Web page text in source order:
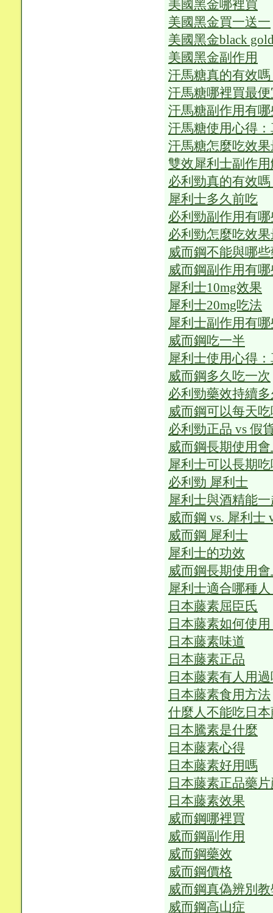
美國黑金哪裡買
美國黑金買一送一
美國黑金black
美國黑金副作用
汗馬糖真的有效
汗馬糖哪裡買最
汗馬糖副作用有
汗馬糖使用心得
汗馬糖怎麼吃效
雙效犀利士副作
必利勁真的有效
犀利士多久前吃
必利勁副作用有
必利勁怎麼吃效
威而鋼不能與哪
威而鋼副作用有
犀利士10mg效果
犀利士20mg吃法
犀利士副作用有
威而鋼吃一半
犀利士使用心得
威而鋼多久吃一次
必利勁藥效持續
威而鋼可以每天
必利勁正品 vs 假
威而鋼長期使用
犀利士可以長期
必利勁 犀利士
犀利士與酒精能
威而鋼 vs. 犀利士
威而鋼 犀利士
犀利士的功效
威而鋼長期使用
犀利士適合哪種
日本藤素屈臣氏
日本藤素如何使
日本藤素味道
日本藤素正品
日本藤素有人用
日本藤素食用方法
什麼人不能吃日
日本騰素是什麼
日本藤素心得
日本藤素好用嗎
日本藤素正品藥
日本藤素效果
威而鋼哪裡買
威而鋼副作用
威而鋼藥效
威而鋼價格
威而鋼真偽辨別
威而鋼高山症